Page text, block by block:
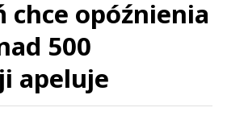
chce opóźnienia
500
apeluje